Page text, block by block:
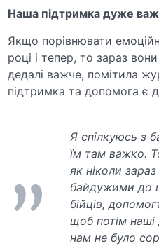
Наша підтримка дуже
Якщо порівнювати
році і тепер, то зараз
дедалі важче, помітила
підтримка та допомога є
Я спілкуюсь з
їм там важко.
як ніколи
байдужими до
бійців,
щоб потім наші
нам не було